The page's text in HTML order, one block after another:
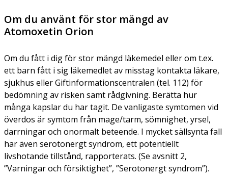
Om du använt för stor mängd av
Atomoxetin Orion
Om du fått i dig för stor mängd läkemedel eller om t.ex.
ett barn fått i sig läkemedlet av misstag kontakta läkare,
sjukhus eller Giftinformationscentralen (tel. 112) för
bedömning av risken samt rådgivning. Berätta hur
många kapslar du har tagit. De vanligaste symtomen vid
överdos är symtom från mage/tarm, sömnighet, yrsel,
darrningar och onormalt beteende. I mycket sällsynta fall
har även serotonergt syndrom, ett potentiellt
livshotande tillstånd, rapporterats. (Se avsnitt 2,
”Varningar och försiktighet”, ”Serotonergt syndrom”).